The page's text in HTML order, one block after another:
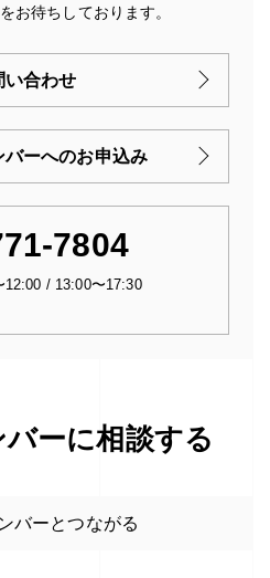
お待ちしております。
い合わせ
バーへのお申込み
7804
/ 13:00〜17:30
ーに相談する
バーとつながる